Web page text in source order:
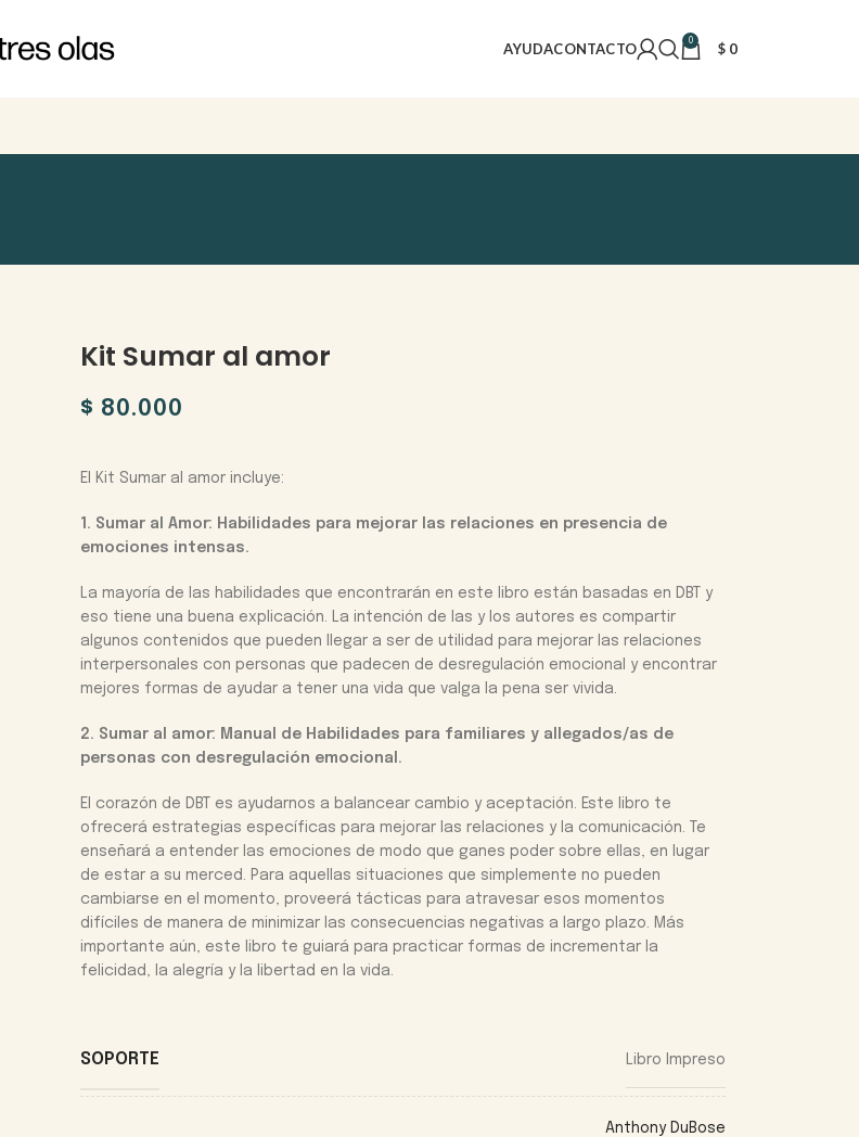
AYUDACONTACTO 0 $0
Kit Sumar al amor
$ 80.000
El Kit Sumar al amor incluye:
1. Sumar al Amor: Habilidades para mejorar las relaciones en presencia de
emociones intensas.
La mayoría de las habilidades que encontrarán en este libro están basadas en DBT y
eso tiene una buena explicación. La intención de las y los autores es compartir
algunos contenidos que pueden llegar a ser de utilidad para mejorar las relaciones
interpersonales con personas que padecen de desregulación emocional y encontrar
mejores formas de ayudar a tener una vida que valga la pena ser vivida.
2. Sumar al amor: Manual de Habilidades para familiares y allegados/as de
personas con desregulación emocional.
El corazón de DBT es ayudarnos a balancear cambio y aceptación. Este libro te
ofrecerá estrategias específicas para mejorar las relaciones y la comunicación. Te
enseñará a entender las emociones de modo que ganes poder sobre ellas, en lugar
de estar a su merced. Para aquellas situaciones que simplemente no pueden
cambiarse en el momento, proveerá tácticas para atravesar esos momentos
difíciles de manera de minimizar las consecuencias negativas a largo plazo. Más
importante aún, este libro te guiará para practicar formas de incrementar la
felicidad, la alegría y la libertad en la vida.
SOPORTE Libro Impreso
Anthony DuBose